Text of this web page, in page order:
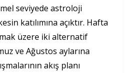
seviyede astroloji
katılımına açıktır. Hafta
üzere iki alternatif
ve Ağustos aylarına
akış planı